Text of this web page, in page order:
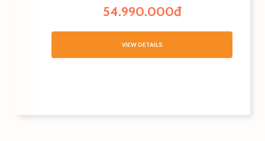
54.990.000đ
VIEW DETAILS